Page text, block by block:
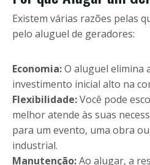
Existem várias razões pelas
pelo aluguel de geradores:
Economia:O aluguel elimina
investimento inicial alto na
Flexibilidade:Você pode
melhor atende às suas
para um evento, uma obra
industrial.
Manutenção:Ao alugar, a